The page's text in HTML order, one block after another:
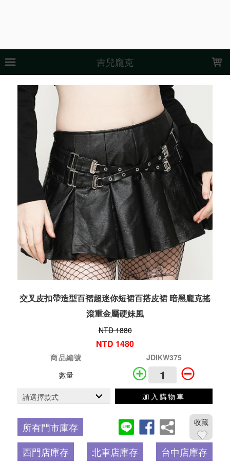
吉兒龐克
交叉皮扣帶造型百褶超迷你短裙百搭皮裙 暗黑龐克搖
滾重金屬硬妹風
NTD 1880
NTD 1480
商品編號
JDIKW375
數量
加入購物車
所有門市庫存 收藏
西門店庫存 北車店庫存 台中店庫存